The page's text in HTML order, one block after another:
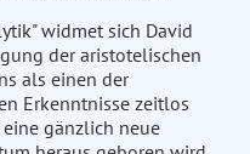
widmet sich David
der aristotelischen
als einen der
Erkenntnisse zeitlos
gänzlich neue